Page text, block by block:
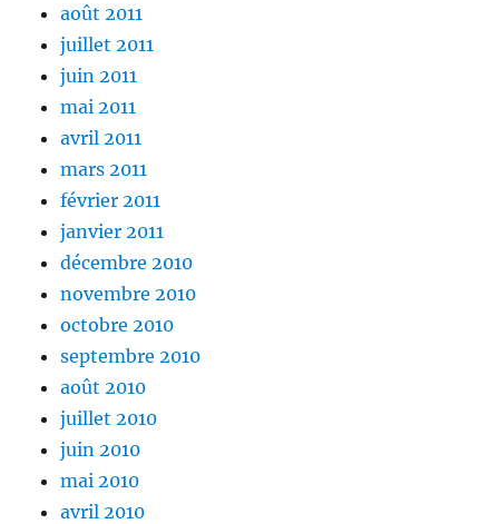
août 2011
juillet 2011
juin 2011
mai 2011
avril 2011
mars 2011
février 2011
janvier 2011
décembre 2010
novembre 2010
octobre 2010
septembre 2010
août 2010
juillet 2010
juin 2010
mai 2010
avril 2010